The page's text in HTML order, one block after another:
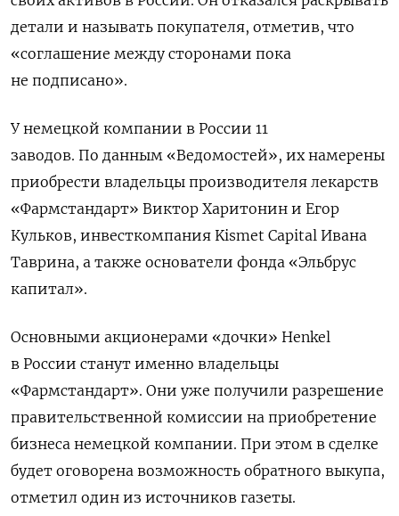
детали и называть покупателя, отметив, что
«соглашение между сторонами пока
не подписано».
У немецкой компании в России 11
заводов. По данным «Ведомостей», их намерены
приобрести владельцы производителя лекарств
«Фармстандарт» Виктор Харитонин и Егор
Кульков, инвесткомпания Kismet Capital Ивана
Таврина, а также основатели фонда «Эльбрус
капитал».
Основными акционерами «дочки» Henkel
в России станут именно владельцы
«Фармстандарт». Они уже получили разрешение
правительственной комиссии на приобретение
бизнеса немецкой компании. При этом в сделке
будет оговорена возможность обратного выкупа,
отметил один из источников газеты.